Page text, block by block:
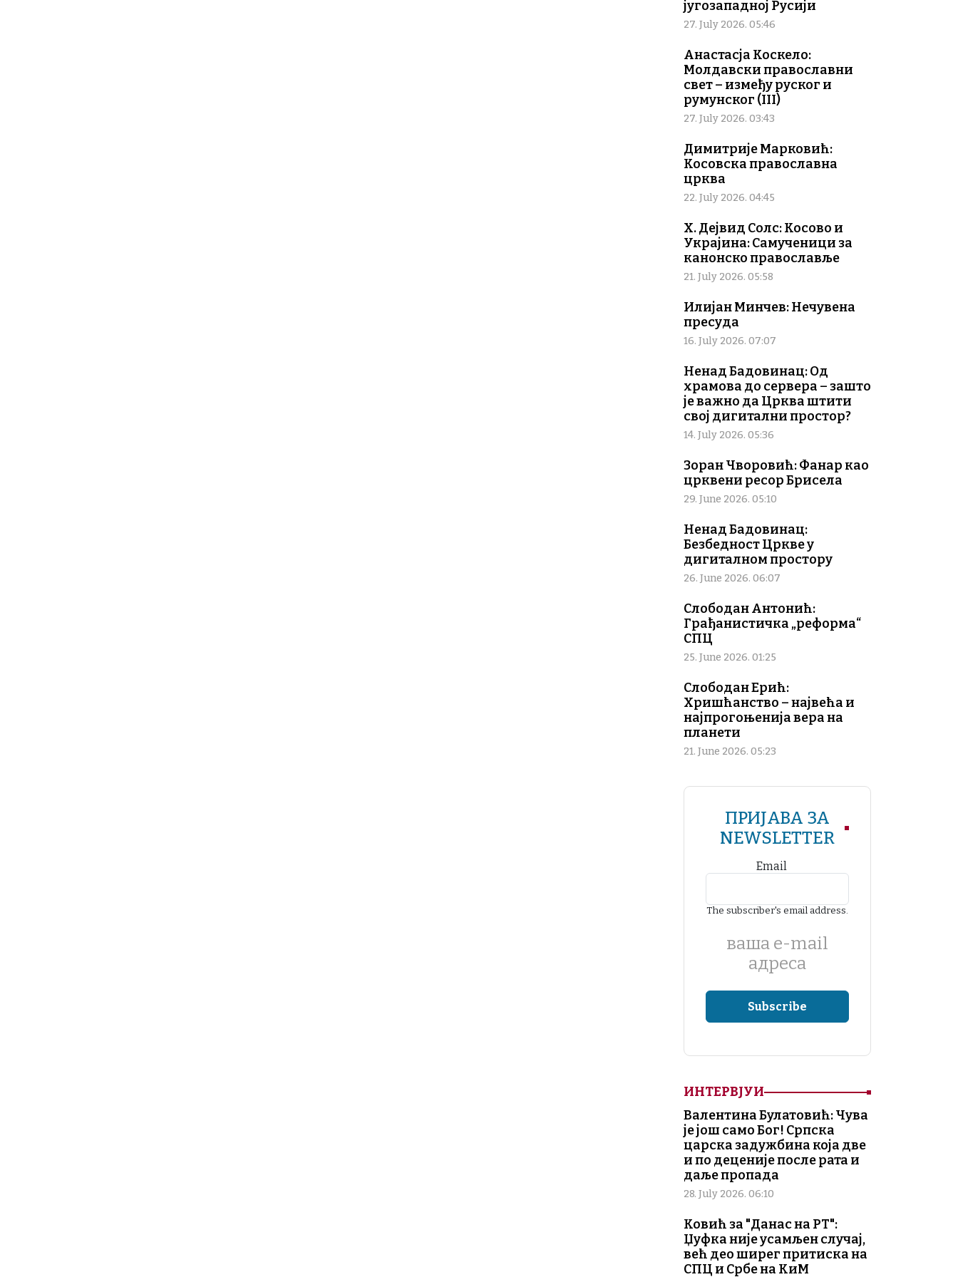
југозападној Русији
27. July 2026. 05:46
Анастасја Коскело:
Молдавски православни
свет – између руског и
румунског (III)
27. July 2026. 03:43
Димитрије Марковић:
Косовска православна
црква
22. July 2026. 04:45
Х. Дејвид Солс: Косово и
Украјина: Самученици за
канонско православље
21. July 2026. 05:58
Илијан Минчев: Нечувена
пресуда
16. July 2026. 07:07
Ненад Бадовинац: Од
храмова до сервера – зашто
је важно да Црква штити
свој дигитални простор?
14. July 2026. 05:36
Зоран Чворовић: Фанар као
црквени ресор Брисела
29. June 2026. 05:10
Ненад Бадовинац:
Безбедност Цркве у
дигиталном простору
26. June 2026. 06:07
Слободан Антонић:
Грађанистичка „реформа“
СПЦ
25. June 2026. 01:25
Слободан Ерић:
Хришћанство – највећа и
најпрогоњенија вера на
планети
21. June 2026. 05:23
ПРИЈАВА ЗА
NEWSLETTER
Email
The subscriber's email address.
ваша е-mail
адреса
ИНТЕРВЈУИ
Валентина Булатовић: Чува
је још само Бог! Српска
царска задужбина која две
и по деценије после рата и
даље пропада
28. July 2026. 06:10
Ковић за "Данас на РТ":
Џуфка није усамљен случај,
већ део ширег притиска на
СПЦ и Србе на КиМ